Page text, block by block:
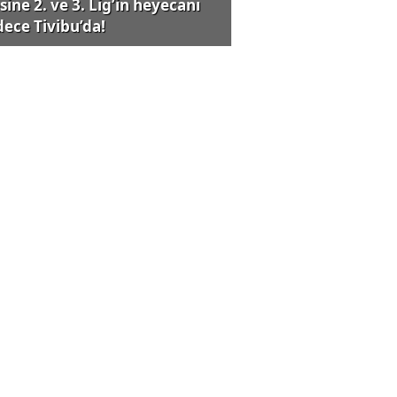
2. ve 3. Lig’in heyecanı
Tivibu’da!